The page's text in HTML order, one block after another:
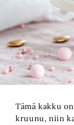
Tämä kakku
kruunu, niin